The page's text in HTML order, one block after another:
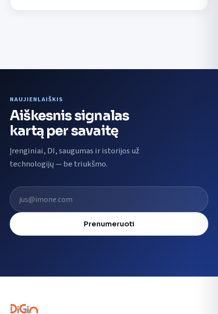
NAUJIENLAIŠKIS
Aiškesnis signalas
kartą per savaitę
Įrenginiai, DI, saugumas ir istorijos už
technologijų — be triukšmo.
El. pašto adresas
Prenumeruoti